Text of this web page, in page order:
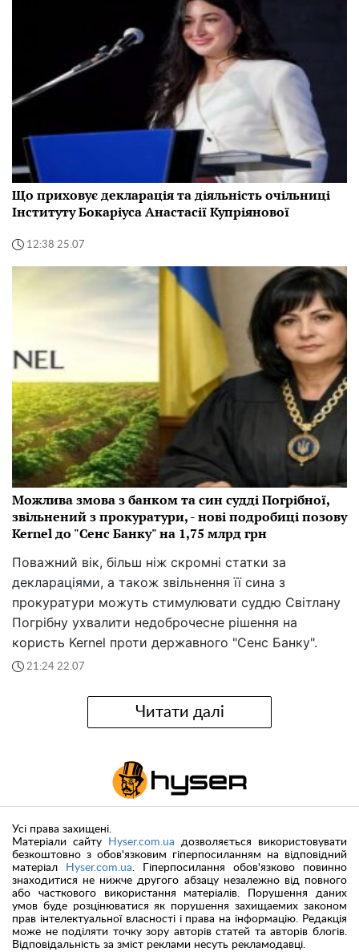
Що приховує декларація та діяльність очільниці
Інституту Бокаріуса Анастасії Купріянової
12:38 25.07
Можлива змова з банком та син судді Погрібної,
звільнений з прокуратури, - нові подробиці позову
Kernel до "Сенс Банку" на 1,75 млрд грн
Поважний вік, більш ніж скромні статки за
деклараціями, а також звільнення її сина з
прокуратури можуть стимулювати суддю Світлану
Погрібну ухвалити недоброчесне рішення на
користь Kernel проти державного "Сенс Банку".
21:24 22.07
Читати далі
Усі права захищені.
Матеріали сайту
Hyser.com.ua дозволяється використовувати
безкоштовно з обов'язковим гіперпосиланням на відповідний
матеріал
Hyser.com.ua. Гіперпосилання обов'язково повинно
знаходитися не нижче другого абзацу незалежно від повного
або часткового використання матеріалів. Порушення даних
умов буде розцінюватися як порушення захищаемих законом
прав інтелектуальної власності і права на інформацію. Редакція
може не поділяти точку зору авторів статей та авторів блогів.
Відповідальність за зміст реклами несуть рекламодавці.